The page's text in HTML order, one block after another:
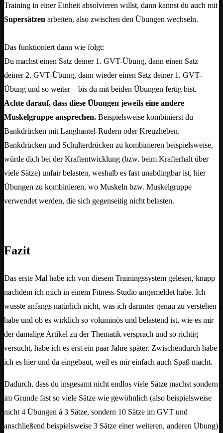
Training in einer Einheit absolvieren willst, dann kannst du auch mit
Supersätzen arbeiten, also zwischen den Übungen wechseln.
Das funktioniert dann wie folgt:
Du machst einen Satz deiner 1. GVT-Übung, dann einen Satz
deiner 2. GVT-Übung, dann wieder einen Satz deiner 1. GVT-
Übung und so weiter – bis du mit beiden Übungen fertig bist.
Achte darauf, dass diese Übungen jeweils eine andere
Muskelgruppe ansprechen. Beispielsweise kombinierst du
Bankdrücken mit Langhantel-Rudern oder Kreuzheben.
Bankdrücken und Schulterdrücken zu kombinieren beispielsweise,
würde dich bei der Kraftentwicklung (bzw. beim Krafterhalt über
viele Sätze) unfair belasten, weshalb es fast unabdingbar ist, hier
Übungen zu kombinieren, wo Muskeln bzw. Muskelgruppe
verwendet werden, die sich gegenseitig nicht belasten.
Fazit
Das erste Mal habe ich von diesem Trainingssystem gelesen, knapp
nachdem ich mich in einem Fitness-Studio angemeldet habe. Ich
wusste anfangs natürlich nicht, was ich darunter genau zu verstehen
habe und ob es wirklich so voluminös und belastend ist, wie es mir
der damalige Artikel zu der Thematik versprach und so richtig
versucht, habe ich es erst ein paar Jahre später. Zwischendurch habe
ich es hier und da eingebaut, weil es mir einfach auch Spaß macht.
Dadurch, dass du insgesamt nicht endlos viele Sätze machst sondern
im Grunde fast so viele Sätze wie gewöhnlich (also beispielsweise
nicht 4 Übungen á 3 Sätze, sondern 10 Sätze im GVT und
anschließend beispielsweise 3 Sätze einer weiteren, anderen Übung)